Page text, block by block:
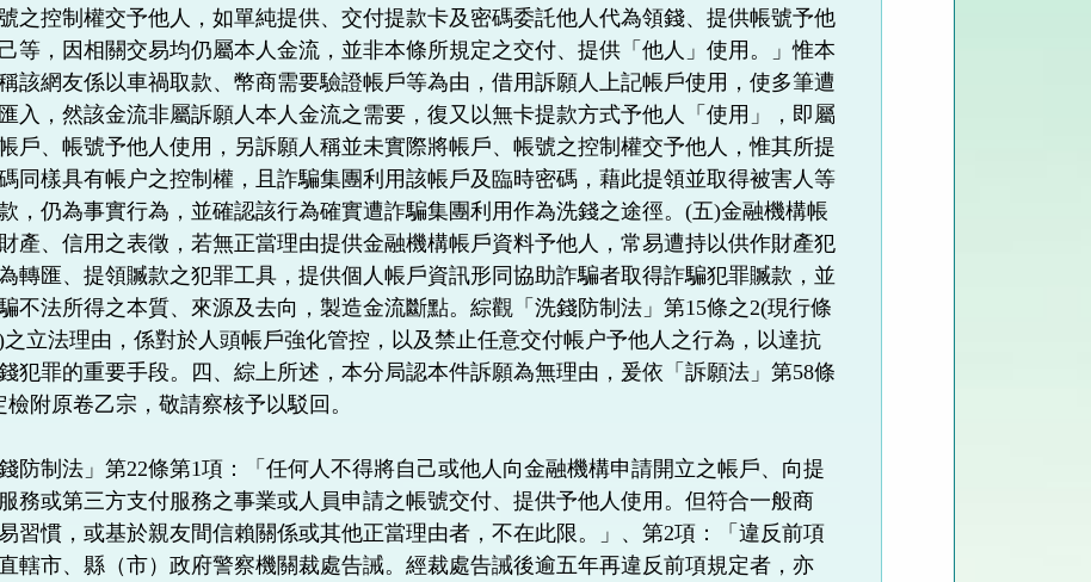
之控制權交予他人，如單純提供、交付提款卡及密碼委託他人代為領錢、提供帳號予他
等，因相關交易均仍屬本人金流，並非本條所規定之交付、提供「他人」使用。」惟本
該網友係以車禍取款、幣商需要驗證帳戶等為由，借用訴願人上記帳戶使用，使多筆遭
入，然該金流非屬訴願人本人金流之需要，復又以無卡提款方式予他人「使用」，即屬
戶、帳號予他人使用，另訴願人稱並未實際將帳戶、帳號之控制權交予他人，惟其所提
同樣具有帳户之控制權，且詐騙集團利用該帳戶及臨時密碼，藉此提領並取得被害人等
，仍為事實行為，並確認該行為確實遭詐騙集團利用作為洗錢之途徑。(五)金融機構帳
產、信用之表徵，若無正當理由提供金融機構帳戶資料予他人，常易遭持以供作財產犯
轉匯、提領贓款之犯罪工具，提供個人帳戶資訊形同協助詐騙者取得詐騙犯罪贓款，並
不法所得之本質、來源及去向，製造金流斷點。綜觀「洗錢防制法」第15條之2(現行條
之立法理由，係對於人頭帳戶強化管控，以及禁止任意交付帳户予他人之行為，以達抗
犯罪的重要手段。四、綜上所述，本分局認本件訴願為無理由，爰依「訴願法」第58條
附原卷乙宗，敬請察核予以駁回。
防制法」第22條第1項：「任何人不得將自己或他人向金融機構申請開立之帳戶、向提
務或第三方支付服務之事業或人員申請之帳號交付、提供予他人使用。但符合一般商
習慣，或基於親友間信賴關係或其他正當理由者，不在此限。」、第2項：「違反前項
轄市、縣（市）政府警察機關裁處告誡。經裁處告誡後逾五年再違反前項規定者，亦